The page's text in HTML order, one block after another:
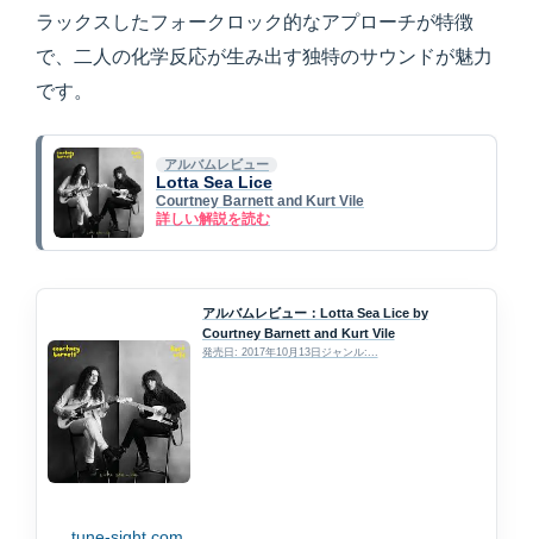
ラックスしたフォークロック的なアプローチが特徴
で、二人の化学反応が生み出す独特のサウンドが魅力
です。
アルバムレビュー
Lotta Sea Lice
Courtney Barnett and Kurt Vile
詳しい解説を読む
アルバムレビュー：Lotta Sea Lice by
Courtney Barnett and Kurt Vile
発売日: 2017年10月13日ジャンル:...